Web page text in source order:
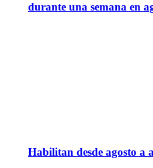
durante una semana en
Habilitan desde agosto a